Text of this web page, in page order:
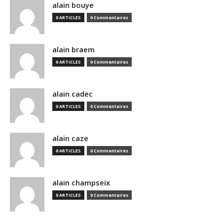
alain bouye
0 ARTICLES 0 Commentaires
alain braem
0 ARTICLES 0 Commentaires
alain cadec
0 ARTICLES 0 Commentaires
alain caze
0 ARTICLES 0 Commentaires
alain champseix
0 ARTICLES 0 Commentaires